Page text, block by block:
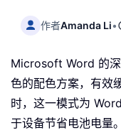
作者Amanda Li•
Microsoft Word 的
色的配色方案，有效
时，这一模式为
于设备节省电池电量。